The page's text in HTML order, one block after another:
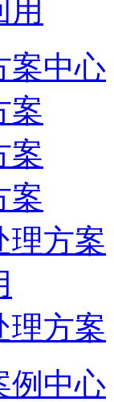
用
案中心
案
案
案
理方案
理方案
例中心